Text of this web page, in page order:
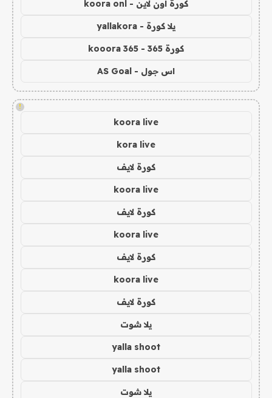
كورة اون لاين - koora onl
يلا كورة - yallakora
كورة 365 - kooora 365
اس جول - AS Goal
!
koora live
kora live
كورة لايف
koora live
كورة لايف
koora live
كورة لايف
koora live
كورة لايف
يلا شوت
yalla shoot
yalla shoot
يلا شوت